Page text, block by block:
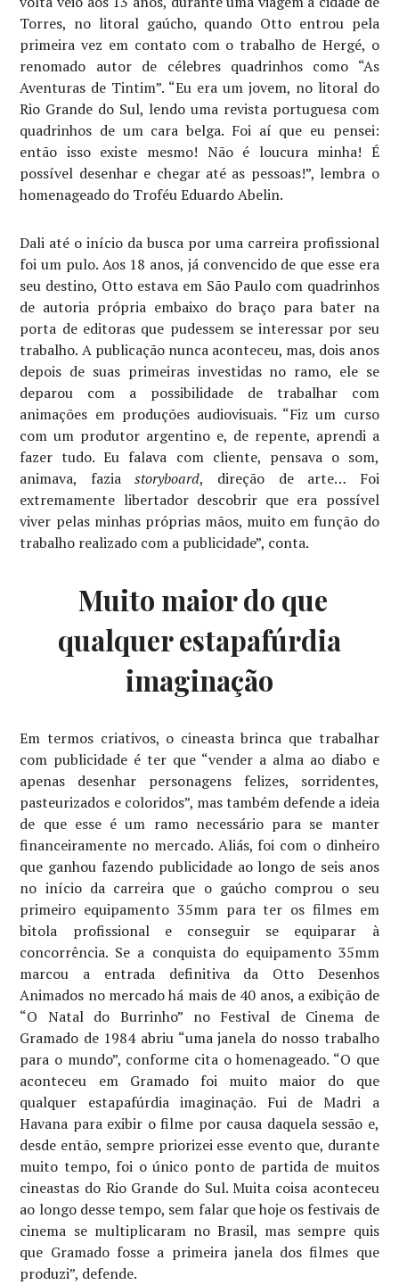
Torres, no litoral gaúcho, quando Otto entrou pela
primeira vez em contato com o trabalho de Hergé, o
renomado autor de célebres quadrinhos como “As
Aventuras de Tintim”. “Eu era um jovem, no litoral do
Rio Grande do Sul, lendo uma revista portuguesa com
quadrinhos de um cara belga. Foi aí que eu pensei:
então isso existe mesmo! Não é loucura minha! É
possível desenhar e chegar até as pessoas!”, lembra o
homenageado do Troféu Eduardo Abelin.
Dali até o início da busca por uma carreira profissional
foi um pulo. Aos 18 anos, já convencido de que esse era
seu destino, Otto estava em São Paulo com quadrinhos
de autoria própria embaixo do braço para bater na
porta de editoras que pudessem se interessar por seu
trabalho. A publicação nunca aconteceu, mas, dois anos
depois de suas primeiras investidas no ramo, ele se
deparou com a possibilidade de trabalhar com
animações em produções audiovisuais. “Fiz um curso
com um produtor argentino e, de repente, aprendi a
fazer tudo. Eu falava com cliente, pensava o som,
animava, faziastoryboard, direção de arte… Foi
extremamente libertador descobrir que era possível
viver pelas minhas próprias mãos, muito em função do
trabalho realizado com a publicidade”, conta.
Muito maior do que
qualquer estapafúrdia
imaginação
Em termos criativos, o cineasta brinca que trabalhar
com publicidade é ter que “vender a alma ao diabo e
apenas desenhar personagens felizes, sorridentes,
pasteurizados e coloridos”, mas também defende a ideia
de que esse é um ramo necessário para se manter
financeiramente no mercado. Aliás, foi com o dinheiro
que ganhou fazendo publicidade ao longo de seis anos
no início da carreira que o gaúcho comprou o seu
primeiro equipamento 35mm para ter os filmes em
bitola profissional e conseguir se equiparar à
concorrência. Se a conquista do equipamento 35mm
marcou a entrada definitiva da Otto Desenhos
Animados no mercado há mais de 40 anos, a exibição de
“O Natal do Burrinho” no Festival de Cinema de
Gramado de 1984 abriu “uma janela do nosso trabalho
para o mundo”, conforme cita o homenageado. “O que
aconteceu em Gramado foi muito maior do que
qualquer estapafúrdia imaginação. Fui de Madri a
Havana para exibir o filme por causa daquela sessão e,
desde então, sempre priorizei esse evento que, durante
muito tempo, foi o único ponto de partida de muitos
cineastas do Rio Grande do Sul. Muita coisa aconteceu
ao longo desse tempo, sem falar que hoje os festivais de
cinema se multiplicaram no Brasil, mas sempre quis
que Gramado fosse a primeira janela dos filmes que
produzi”, defende.